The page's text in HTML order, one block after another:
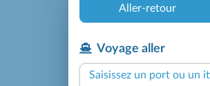
Aller-retour
Voyage aller
Saisissez un port ou un